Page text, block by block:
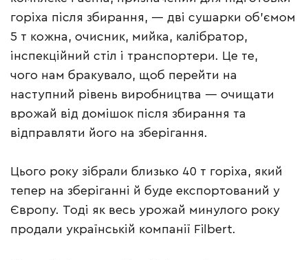
горіха після збирання, — дві сушарки об’ємом
5 т кожна, очисник, мийка, калібратор,
інспекційний стіл і транспортери. Це те,
чого нам бракувало, щоб перейти на
наступний рівень виробництва — очищати
врожай від домішок після збирання та
відправляти його на зберігання.
Цього року зібрали близько 40 т горіха, який
тепер на зберіганні й буде експортований у
Європу. Тоді як весь урожай минулого року
продали українській компанії Filbert.